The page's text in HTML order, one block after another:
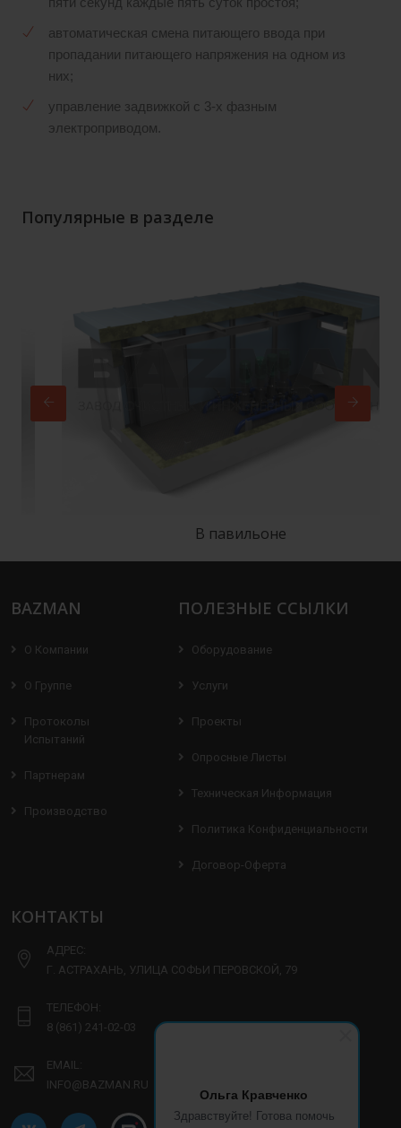
Ольга Кравченко
Здравствуйте! Готова помочь
автоматическая смена питающего ввода при
пропадании питающего напряжения на одном из
них;
управление задвижкой с 3-х фазным
электроприводом.
Популярные в разделе
В павильоне
BAZMAN
О Компании
О Группе
Протоколы
Испытаний
Партнерам
Производство
ПОЛЕЗНЫЕ ССЫЛКИ
Оборудование
Услуги
Проекты
Опросные Листы
Техническая Информация
Политика Конфиденциальности
Договор-Оферта
КОНТАКТЫ
АДРЕС:
Г. АСТРАХАНЬ, УЛИЦА СОФЬИ ПЕРОВСКОЙ, 79
ТЕЛЕФОН:
8 (861) 241-02-03
EMAIL:
INFO@BAZMAN.RU